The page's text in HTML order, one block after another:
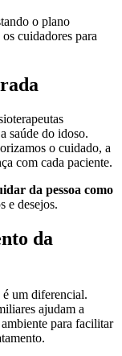
o plano
cuidadores para
saúde do idoso.
o cuidado, a
com cada paciente.
da pessoa como
e desejos.
da
um diferencial.
ajudam a
para facilitar